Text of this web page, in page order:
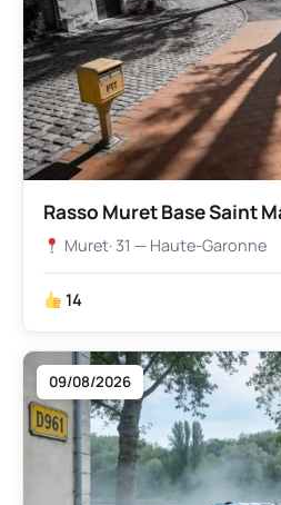
Rasso Muret Base Saint
Muret· 31 — Haute-Garonne
14
09/08/2026